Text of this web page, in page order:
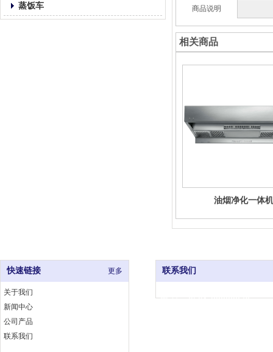
蒸饭车 商品说明
相关商品
油烟净化一体机
快速链接 更多
关于我们
新闻中心
公司产品
联系我们
联系我们
电 话：0591-83333376